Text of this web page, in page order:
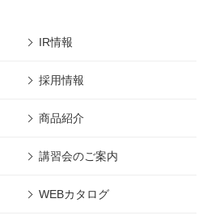
IR情報
採用情報
商品紹介
講習会のご案内
WEBカタログ